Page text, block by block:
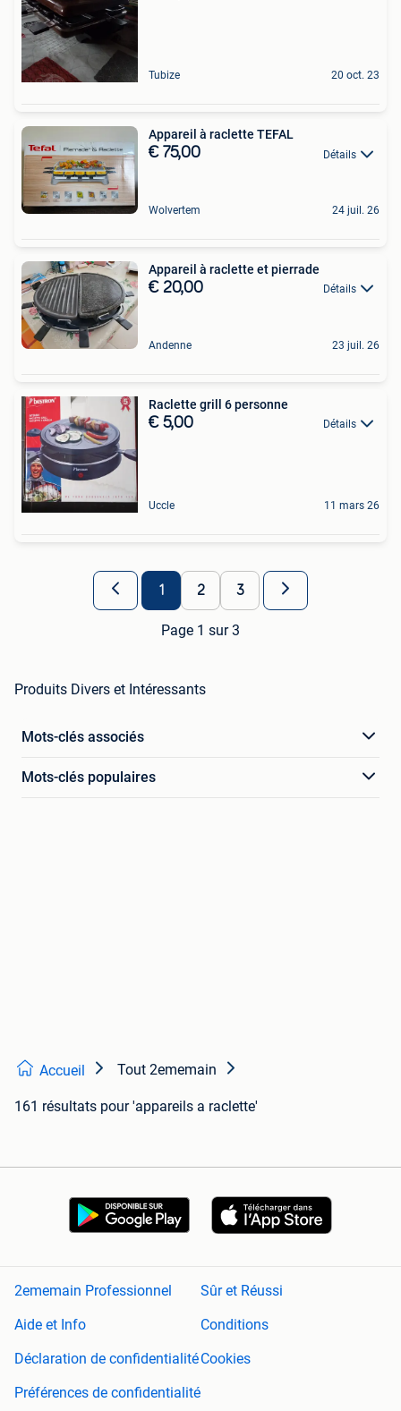
Tubize 20 oct. 23
Appareil à raclette TEFAL
€ 75,00 Détails
Wolvertem 24 juil. 26
Appareil à raclette et pierrade
€ 20,00 Détails
Andenne 23 juil. 26
Raclette grill 6 personne
€ 5,00 Détails
Uccle 11 mars 26
1 2 3
Page 1 sur 3
Produits Divers et Intéressants
Mots-clés associés
Mots-clés populaires
Accueil Tout 2ememain
161 résultats pour 'appareils a raclette'
2ememain Professionnel
Sûr et Réussi
Aide et Info
Conditions
Déclaration de confidentialitéCookies
Préférences de confidentialité